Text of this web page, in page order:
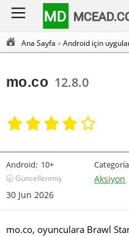
MD
Ana Sayfa »Android için
mo.co 12.8.0
Android: 10+
🕣 Güncellenmiş
30 Jun 2026
Categoría
Aksiyon
mo.co, oyunculara Brawl